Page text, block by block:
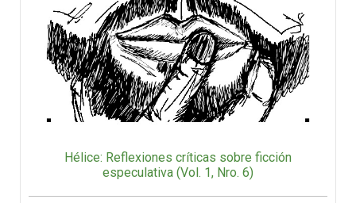
Hélice: Reflexiones críticas sobre ficción
especulativa (Vol. 1, Nro. 6)